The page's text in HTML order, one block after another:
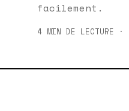
facilement.
4 MIN DE LECTURE